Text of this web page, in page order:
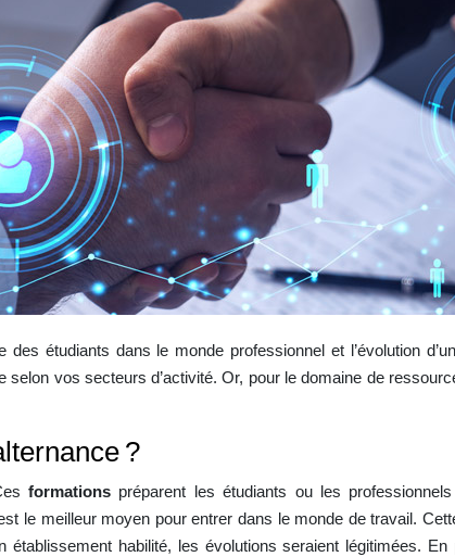
étudiants dans le monde professionnel et l’évolution
vos secteurs d’activité. Or, pour le domaine de
?
formations préparent les étudiants ou les
le meilleur moyen pour entrer dans le monde de travail.
établissement habilité, les évolutions seraient légitimées.